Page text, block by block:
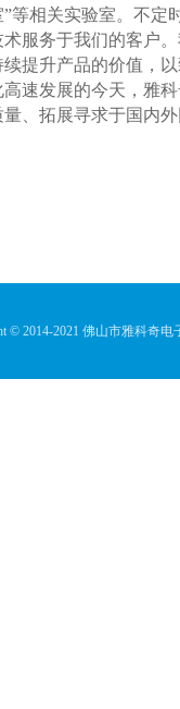
”等相关实验室。不定
术服务于我们的客户
续提升产品的价值，
高速发展的今天，雅
量、拓展寻求于国内
© 2014-2021 佛山市雅科奇